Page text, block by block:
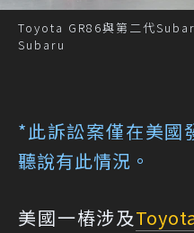
Toyota GR86與第二代
Subaru
*此訴訟案僅在美國
聽說有此情況。
美國一樁涉及